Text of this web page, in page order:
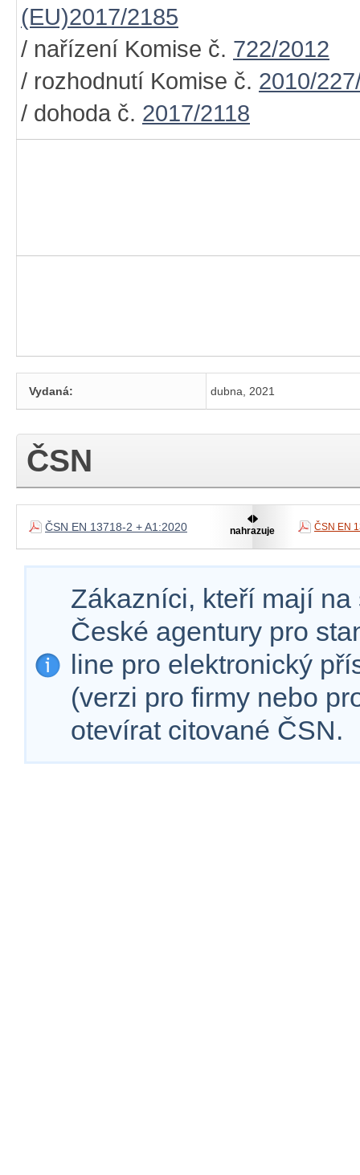
(EU)2017/2185
/ nařízení Komise č. 722/2012
/ rozhodnutí Komise č. 2010/
/ dohoda č. 2017/2118
Vydaná: dubna, 2021
ČSN
ČSN EN 13718-2 + A1:2020 nahrazuje ČSN EN
Zákazníci, kteří mají
České agentury pro
line pro elektronický
(verzi pro firmy nebo
otevírat citované ČSN.